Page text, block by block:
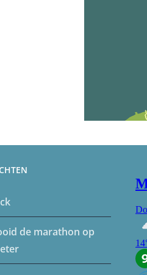
de marathon op